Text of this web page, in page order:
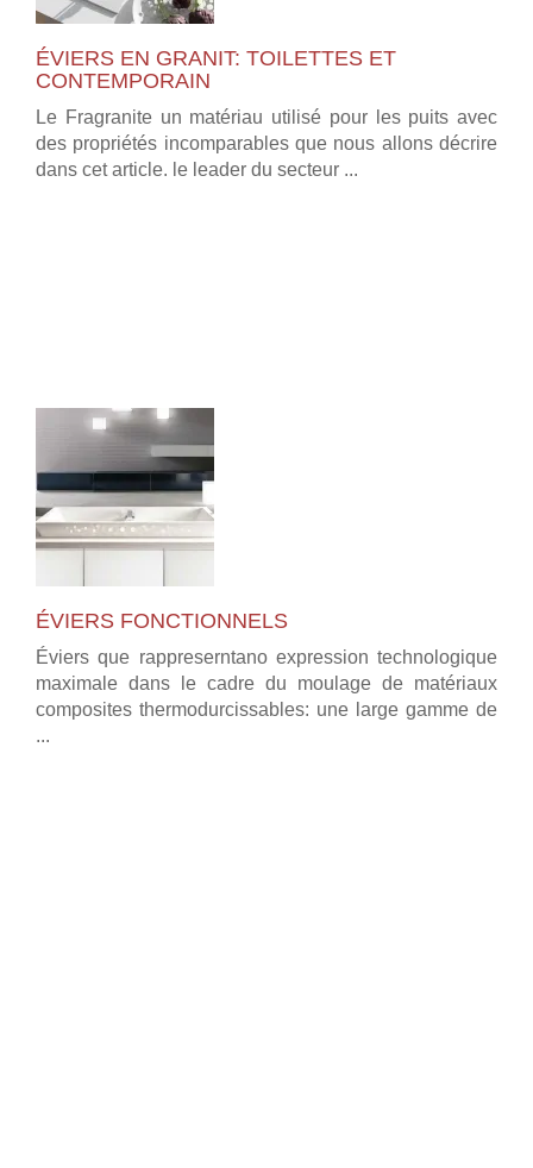
ÉVIERS EN GRANIT: TOILETTES ET
CONTEMPORAIN
Le Fragranite un matériau utilisé pour les puits avec
des propriétés incomparables que nous allons décrire
dans cet article. le leader du secteur ...
ÉVIERS FONCTIONNELS
Éviers que rappreserntano expression technologique
maximale dans le cadre du moulage de matériaux
composites thermodurcissables: une large gamme de
...